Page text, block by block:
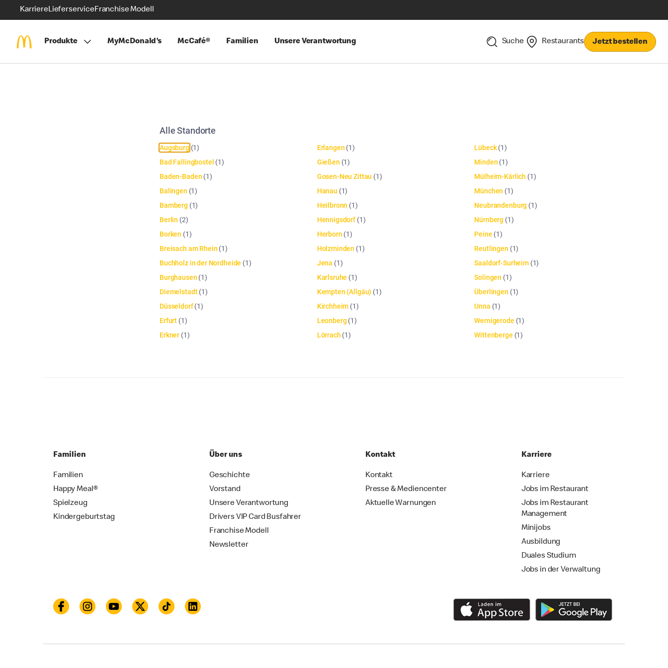
KarriereLieferserviceFranchise Modell
Produkte MyMcDonald’s McCafé® Familien Unsere Verantwortung Suche Restaurants Jetzt bestellen
Alle Standorte
Augsburg (1)
Bad Fallingbostel (1)
Baden-Baden (1)
Balingen (1)
Bamberg (1)
Berlin (2)
Borken (1)
Breisach am Rhein (1)
Buchholz in der Nordheide (1)
Burghausen (1)
Diemelstadt(1)
Düsseldorf(1)
Erfurt (1)
Erkner (1)
Erlangen (1)
Gießen (1)
Gosen-Neu Zittau (1)
Hanau (1)
Heilbronn (1)
Hennigsdorf (1)
Herborn (1)
Holzminden (1)
Jena (1)
Karlsruhe (1)
Kempten (Allgäu) (1)
Kirchheim (1)
Leonberg (1)
Lörrach (1)
Lübeck(1)
Minden (1)
Mülheim-Kärlich (1)
München (1)
Neubrandenburg (1)
Nürnberg (1)
Peine (1)
Reutlingen (1)
Saaldorf-Surheim(1)
Solingen (1)
Überlingen (1)
Unna (1)
Wernigerode (1)
Wittenberge (1)
Familien
Familien
Happy Meal®
Spielzeug
Kindergeburtstag
Über uns
Geschichte
Vorstand
Unsere Verantwortung
Drivers VIP Card Busfahrer
Franchise Modell
Newsletter
Kontakt
Kontakt
Presse & Mediencenter
Aktuelle Warnungen
Karriere
Karriere
Jobs im Restaurant
Jobs im Restaurant
Management
Minijobs
Ausbildung
Duales Studium
Jobs in der Verwaltung